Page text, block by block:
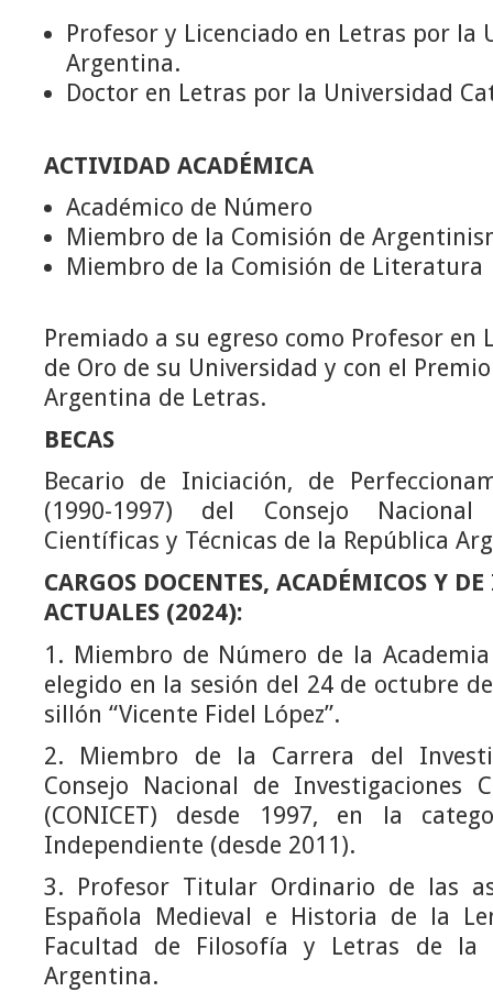
Profesor y Licenciado en Letras por la
Argentina.
Doctor en Letras por la Universidad
ACTIVIDAD ACADÉMICA
Académico de Número
Miembro de la Comisión de
Miembro de la Comisión de Literatura
Premiado a su egreso como Profesor en
de Oro de su Universidad y con el
Argentina de Letras.
BECAS
Becario de Iniciación, de
(1990-1997) del Consejo Nacional
Científicas y Técnicas de la República
CARGOS DOCENTES, ACADÉMICOS Y
ACTUALES (2024):
1. Miembro de Número de la
elegido en la sesión del 24 de octubre
sillón “Vicente Fidel López”.
2. Miembro de la Carrera del
Consejo Nacional de Investigaciones
(CONICET) desde 1997, en la
Independiente (desde 2011).
3. Profesor Titular Ordinario de las
Española Medieval e Historia de la
Facultad de Filosofía y Letras de la
Argentina.